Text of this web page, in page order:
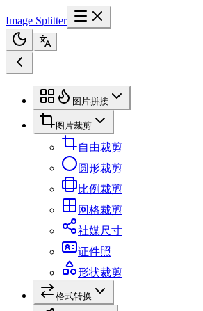
Image Splitter
图片拼接
图片裁剪
自由裁剪
圆形裁剪
比例裁剪
网格裁剪
社媒尺寸
证件照
形状裁剪
格式转换